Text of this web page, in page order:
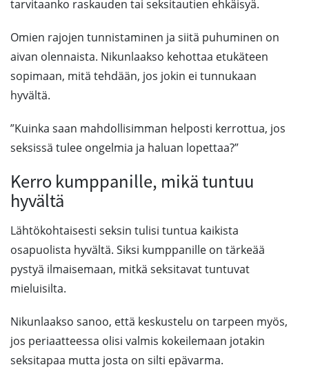
tarvitaanko raskauden tai seksitautien ehkäisyä.
Omien rajojen tunnistaminen ja siitä puhuminen on
aivan olennaista. Nikunlaakso kehottaa etukäteen
sopimaan, mitä tehdään, jos jokin ei tunnukaan
hyvältä.
”Kuinka saan mahdollisimman helposti kerrottua, jos
seksissä tulee ongelmia ja haluan lopettaa?”
Kerro kumppanille, mikä tuntuu
hyvältä
Lähtökohtaisesti seksin tulisi tuntua kaikista
osapuolista hyvältä. Siksi kumppanille on tärkeää
pystyä ilmaisemaan, mitkä seksitavat tuntuvat
mieluisilta.
Nikunlaakso sanoo, että keskustelu on tarpeen myös,
jos periaatteessa olisi valmis kokeilemaan jotakin
seksitapaa mutta josta on silti epävarma.